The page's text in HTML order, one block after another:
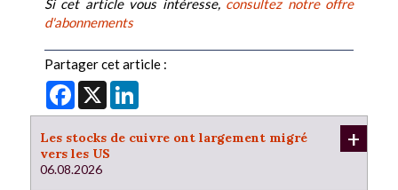
Si cet article vous intéresse, consultez notre offre
d'abonnements
Partager cet article :
Facebook
X
Les stocks de cuivre ont largement migré
vers les US
06.08.2026
+